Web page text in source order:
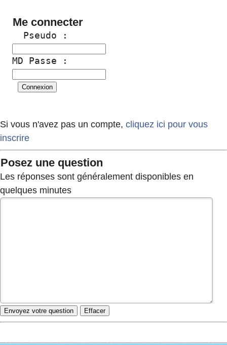
Me connecter
  Pseudo :
MD Passe :
Si vous n'avez pas un compte, cliquez ici pour vous
inscrire
Posez une question
Les réponses sont généralement disponibles en
quelques minutes